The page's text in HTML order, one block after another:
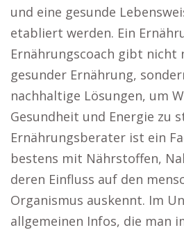
und eine gesunde
etabliert werden. Ein
Ernährungscoach gibt nicht
gesunder Ernährung,
nachhaltige Lösungen, um
Gesundheit und Energie zu
Ernährungsberater ist ein
bestens mit Nährstoffen,
deren Einfluss auf den
Organismus auskennt. Im
allgemeinen Infos, die man